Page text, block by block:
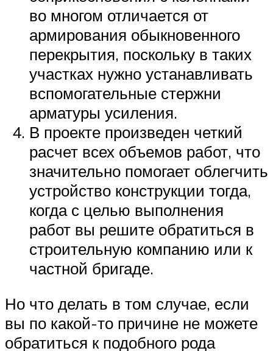
во многом отличается от
армирования обыкновенного
перекрытия, поскольку в таких
участках нужно устанавливать
вспомогательные стержни
арматуры усиления.
В проекте произведен четкий
расчет всех объемов работ, что
значительно помогает облегчить
устройство конструкции тогда,
когда с целью выполнения
работ вы решите обратиться в
строительную компанию или к
частной бригаде.
Но что делать в том случае, если
вы по какой-то причине не можете
обратиться к подобного рода